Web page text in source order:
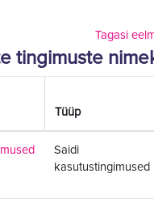
Tagasi
tingimuste
Tüüp
Saidi
kasutustingimused